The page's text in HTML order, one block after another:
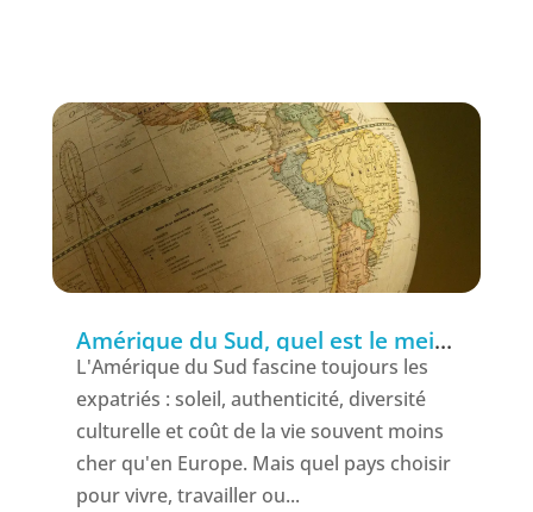
Amérique du Sud, quel est le meilleur pays pour s’expatrier en 2026 ?
L'Amérique du Sud fascine toujours les
expatriés : soleil, authenticité, diversité
culturelle et coût de la vie souvent moins
cher qu'en Europe. Mais quel pays choisir
pour vivre, travailler ou...